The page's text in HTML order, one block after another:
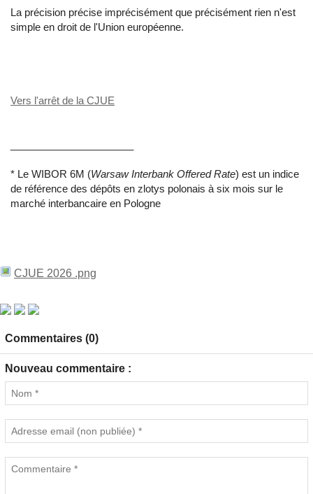
La précision précise imprécisément que précisément rien n'est
simple en droit de l'Union européenne.
Vers l'arrêt de la CJUE
* Le WIBOR 6M (Warsaw Interbank Offered Rate) est un indice
de référence des dépôts en zlotys polonais à six mois sur le
marché interbancaire en Pologne
CJUE 2026 .png
Commentaires (0)
Nouveau commentaire :